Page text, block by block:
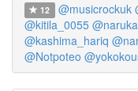
12 @musicrockuk
@kitila_0055
@kashima_hariq
@Notpoteo